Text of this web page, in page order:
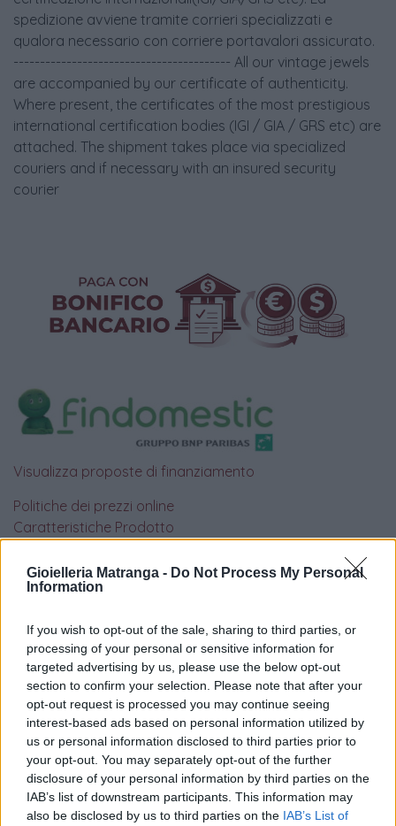
Gioielleria Matranga - Do Not Process My Personal
Information
If you wish to opt-out of the sale, sharing to third parties, or
processing of your personal or sensitive information for
targeted advertising by us, please use the below opt-out
section to confirm your selection. Please note that after your
opt-out request is processed you may continue seeing
interest-based ads based on personal information utilized by
us or personal information disclosed to third parties prior to
your opt-out. You may separately opt-out of the further
disclosure of your personal information by third parties on the
IAB’s list of downstream participants. This information may
also be disclosed by us to third parties on the IAB’s List of
spedizione avviene tramite corrieri specializzati e
qualora necessario con corriere portavalori assicurato.
----------------------------------------- All our vintage jewels
are accompanied by our certificate of authenticity.
Where present, the certificates of the most prestigious
international certification bodies (IGI / GIA / GRS etc) are
attached. The shipment takes place via specialized
couriers and if necessary with an insured security
courier
Visualizza proposte di finanziamento
Politiche dei prezzi online
Caratteristiche Prodotto
4.8
Basato su 408 reviews
Powered by LocalImpact
Garanzia di due annisui prodotti usati, verificati dal
nostro laboratorio di assistenza.
Reso facile e gratuitoentro 28 giorni.